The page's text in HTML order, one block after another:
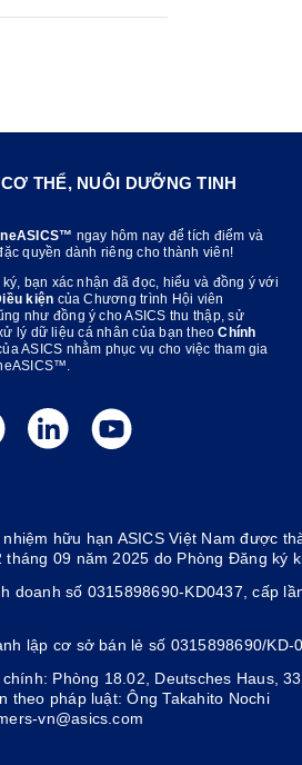
THỂ, NUÔI DƯỠNG TINH
ngay hôm nay để tích điểm và
quyền dành riêng cho thành viên!
bạn xác nhận đã đọc, hiểu và đồng ý với
kiện của Chương trình Hội viên
như đồng ý cho ASICS thu thập, sử
lý dữ liệu cá nhân của bạn theoChính
ASICS nhằm phục vụ cho việc tham gia
hữu hạn ASICS Việt Nam được
tháng 09 năm 2025 do Phòng Đăng ký
doanh số 0315898690-KD0437, cấp
lập cơ sở bán lẻ số 0315898690/KD-
Phòng 18.02, Deutsches Haus,
theo pháp luật: Ông Takahito Nochi
vn@asics.com